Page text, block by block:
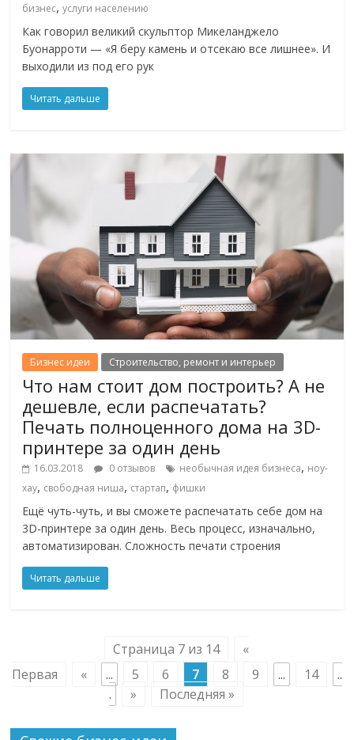
бизнес,услуги населению
Как говорил великий скульптор Микеланджело
Буонарроти — «Я беру камень и отсекаю все лишнее». И
выходили из под его рук
Читать дальше
Бизнес идеи Строительство, ремонт и интерьер
Что нам стоит дом построить? А не
дешевле, если распечатать?
Печать полноценного дома на 3D-
принтере за один день
16.03.2018 0 отзывов необычная идея бизнеса, ноу-
хау, свободная ниша, стартап, фишки
Ещё чуть-чуть, и вы сможете распечатать себе дом на
3D-принтере за один день. Весь процесс, изначально,
автоматизирован. Сложность печати строения
Читать дальше
Страница 7 из 14
«
Первая
« ... 5 6 7 8 9 ... 14
..
.
» Последняя »